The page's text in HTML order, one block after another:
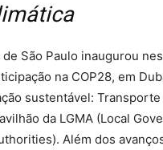
São Paulo inaugurou
na COP28, em
sustentável:
da LGMA (Local
Além dos